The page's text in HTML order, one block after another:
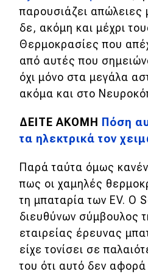
παρουσιάζει απώλειες
δε, ακόμη και μέχρι
Θερμοκρασίες που
από αυτές που
όχι μόνο στα μεγάλα
ακόμα και στο
ΔΕΙΤΕ ΑΚΟΜΗ Πόση
τα ηλεκτρικά τον
Παρά ταύτα όμως
πως οι χαμηλές
τη μπαταρία των EV. Ο
διευθύνων σύμβουλος
εταιρείας έρευνας
είχε τονίσει σε
του ότι αυτό δεν